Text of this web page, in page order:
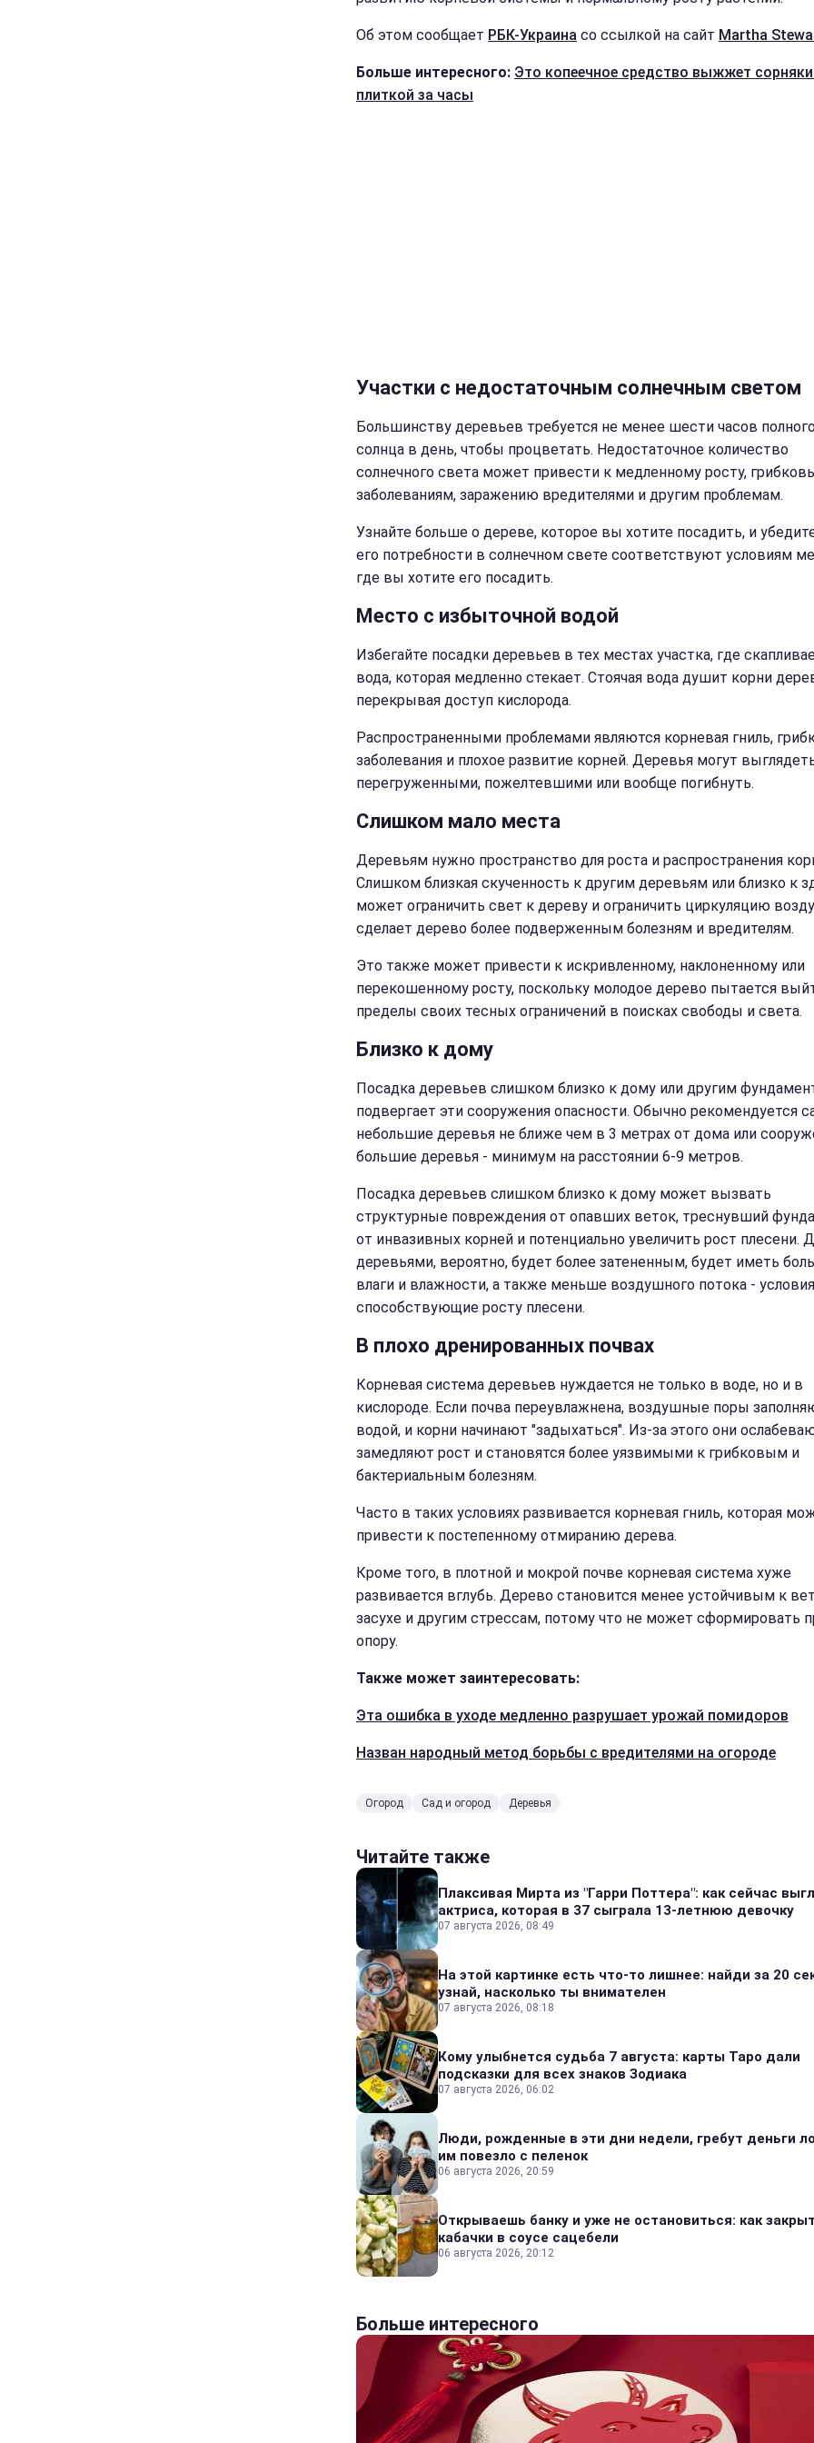
Об этом сообщает РБК-Украина со ссылкой на сайт Martha
Больше интересного: Это копеечное средство выжжет
плиткой за часы
Участки с недостаточным солнечным светом
Большинству деревьев требуется не менее шести часов
солнца в день, чтобы процветать. Недостаточное количество
солнечного света может привести к медленному росту,
заболеваниям, заражению вредителями и другим проблемам.
Узнайте больше о дереве, которое вы хотите посадить, и
его потребности в солнечном свете соответствуют условиям
где вы хотите его посадить.
Место с избыточной водой
Избегайте посадки деревьев в тех местах участка, где
вода, которая медленно стекает. Стоячая вода душит корни
перекрывая доступ кислорода.
Распространенными проблемами являются корневая гниль,
заболевания и плохое развитие корней. Деревья могут
перегруженными, пожелтевшими или вообще погибнуть.
Слишком мало места
Деревьям нужно пространство для роста и распространения
Слишком близкая скученность к другим деревьям или близко к
может ограничить свет к дереву и ограничить циркуляцию
сделает дерево более подверженным болезням и вредителям.
Это также может привести к искривленному, наклоненному или
перекошенному росту, поскольку молодое дерево пытается
пределы своих тесных ограничений в поисках свободы и света.
Близко к дому
Посадка деревьев слишком близко к дому или другим
подвергает эти сооружения опасности. Обычно рекомендуется
небольшие деревья не ближе чем в 3 метрах от дома или
большие деревья - минимум на расстоянии 6-9 метров.
Посадка деревьев слишком близко к дому может вызвать
структурные повреждения от опавших веток, треснувший
от инвазивных корней и потенциально увеличить рост плесени.
деревьями, вероятно, будет более затененным, будет иметь
влаги и влажности, а также меньше воздушного потока -
способствующие росту плесени.
В плохо дренированных почвах
Корневая система деревьев нуждается не только в воде, но и в
кислороде. Если почва переувлажнена, воздушные поры
водой, и корни начинают "задыхаться". Из-за этого они
замедляют рост и становятся более уязвимыми к грибковым и
бактериальным болезням.
Часто в таких условиях развивается корневая гниль, которая
привести к постепенному отмиранию дерева.
Кроме того, в плотной и мокрой почве корневая система хуже
развивается вглубь. Дерево становится менее устойчивым к
засухе и другим стрессам, потому что не может сформировать
опору.
Также может заинтересовать:
Эта ошибка в уходе медленно разрушает урожай помидоров
Назван народный метод борьбы с вредителями на огороде
Огород Сад и огород Деревья
Читайте также
Плаксивая Мирта из "Гарри Поттера": как сейчас
актриса, которая в 37 сыграла 13-летнюю девочку
07 августа 2026, 08:49
На этой картинке есть что-то лишнее: найди за 20
узнай, насколько ты внимателен
07 августа 2026, 08:18
Кому улыбнется судьба 7 августа: карты Таро дали
подсказки для всех знаков Зодиака
07 августа 2026, 06:02
Люди, рожденные в эти дни недели, гребут деньги
им повезло с пеленок
06 августа 2026, 20:59
Открываешь банку и уже не остановиться: как
кабачки в соусе сацебели
06 августа 2026, 20:12
Больше интересного